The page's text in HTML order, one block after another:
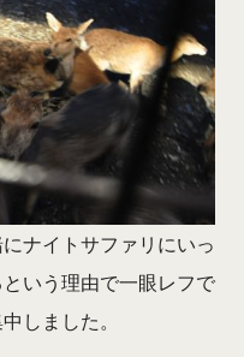
ナイトサファリにいっ
いう理由で一眼レフで
しました。